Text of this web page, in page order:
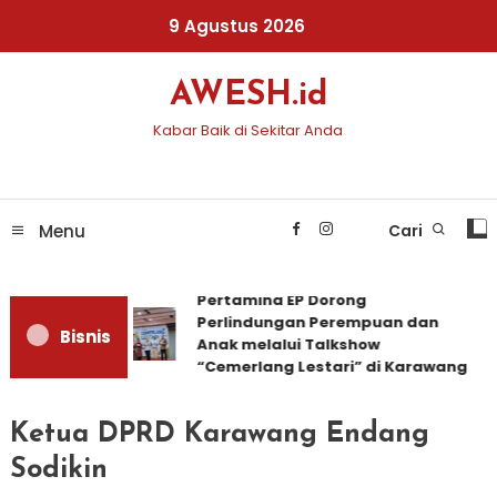
9 Agustus 2026
AWESH.id
Kabar Baik di Sekitar Anda
Menu Cari
Bisnis
Pertamina EP Dorong
Perlindungan Perempuan dan
Anak melalui Talkshow
“Cemerlang Lestari” di Karawang
Ketua DPRD Karawang Endang
Sodikin